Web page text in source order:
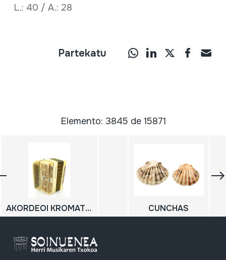
L.: 40 / A.: 28
Partekatu
Elemento: 3845 de 15871
AKORDEOI KROMATIKOA; SOINU HANDIA; ACCORDEON CUNCHAS